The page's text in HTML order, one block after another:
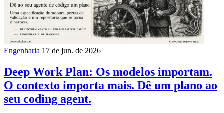
Engenharia 17 de jun. de 2026
Deep Work Plan: Os modelos importam.
O contexto importa mais. Dê um plano ao
seu coding agent.